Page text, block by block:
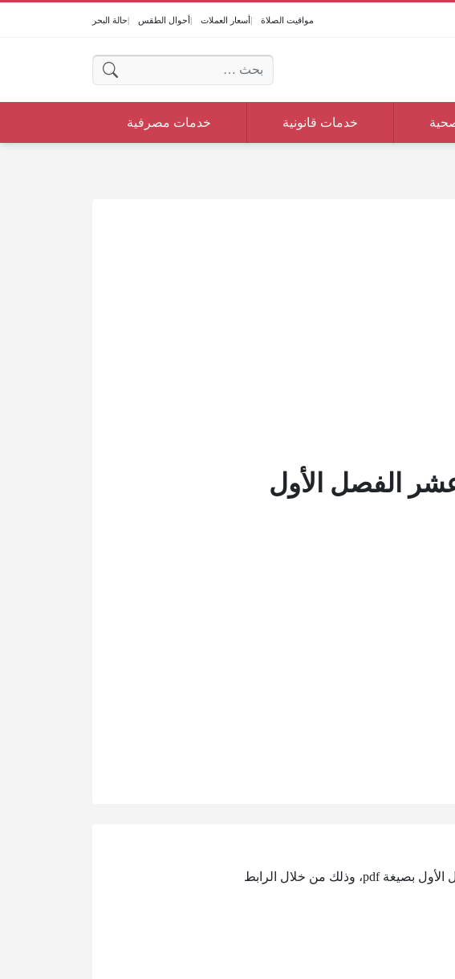
مواقيت الصلاة أسعار العملات أحوال الطقس حالة البحر
البحث عن:
خدمات قانونية خدمات مصرفية
الفصل الأول
تتيح هذه الخدمة إمكانية تحميل نموذج اختبار موسيقى للصف الحادي عشر الفصل الأول بصيغة pdf، وذلك من خلال الرابط